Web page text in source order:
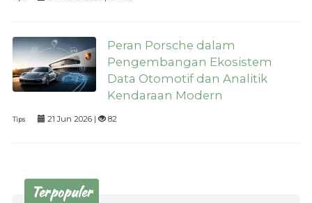
Peran Porsche dalam
Pengembangan Ekosistem
Data Otomotif dan Analitik
Kendaraan Modern
Tips 21 Jun 2026 | 82
Terpopuler